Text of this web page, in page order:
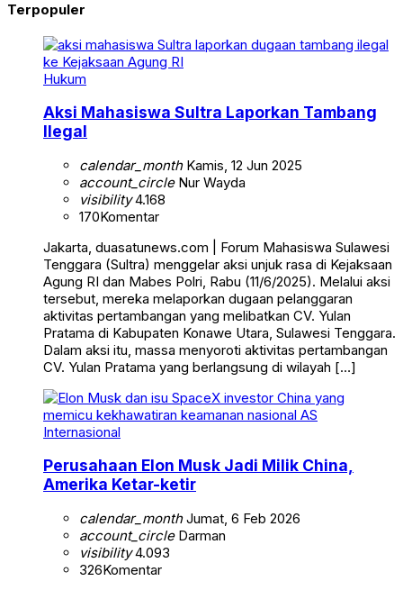
Terpopuler
Hukum
Aksi Mahasiswa Sultra Laporkan Tambang
Ilegal
calendar_monthKamis, 12 Jun 2025
account_circleNur Wayda
visibility4.168
170Komentar
Jakarta, duasatunews.com | Forum Mahasiswa Sulawesi
Tenggara (Sultra) menggelar aksi unjuk rasa di Kejaksaan
Agung RI dan Mabes Polri, Rabu (11/6/2025). Melalui aksi
tersebut, mereka melaporkan dugaan pelanggaran
aktivitas pertambangan yang melibatkan CV. Yulan
Pratama di Kabupaten Konawe Utara, Sulawesi Tenggara.
Dalam aksi itu, massa menyoroti aktivitas pertambangan
CV. Yulan Pratama yang berlangsung di wilayah […]
Internasional
Perusahaan Elon Musk Jadi Milik China,
Amerika Ketar-ketir
calendar_monthJumat, 6 Feb 2026
account_circleDarman
visibility4.093
326Komentar